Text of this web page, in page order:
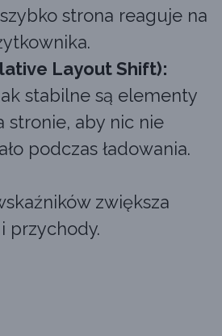
strona reaguje na
Layout Shift):
stabilne są elementy
stronie, aby nic nie
podczas ładowania.
zwiększa
przychody.